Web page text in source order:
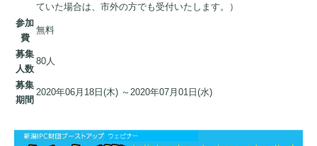
ていた場合は、市外の方でも受付いたします。）
参加
費
無料
募集
人数
80人
募集
期間
2020年06月18日(木) ～2020年07月01日(水)